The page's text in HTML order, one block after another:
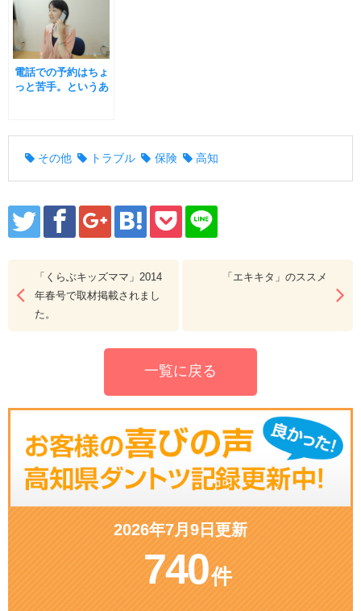
電話での予約はちょ
っと苦手。というあ
その他 トラブル 保険 高知
「くらぶキッズママ」2014
年春号で取材掲載されまし
た。
「エキキタ」のススメ
一覧に戻る
740
2026年7月9日更新